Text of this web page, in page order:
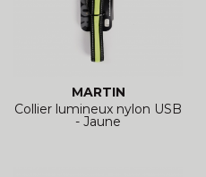
MARTIN
Collier lumineux nylon USB
- Jaune